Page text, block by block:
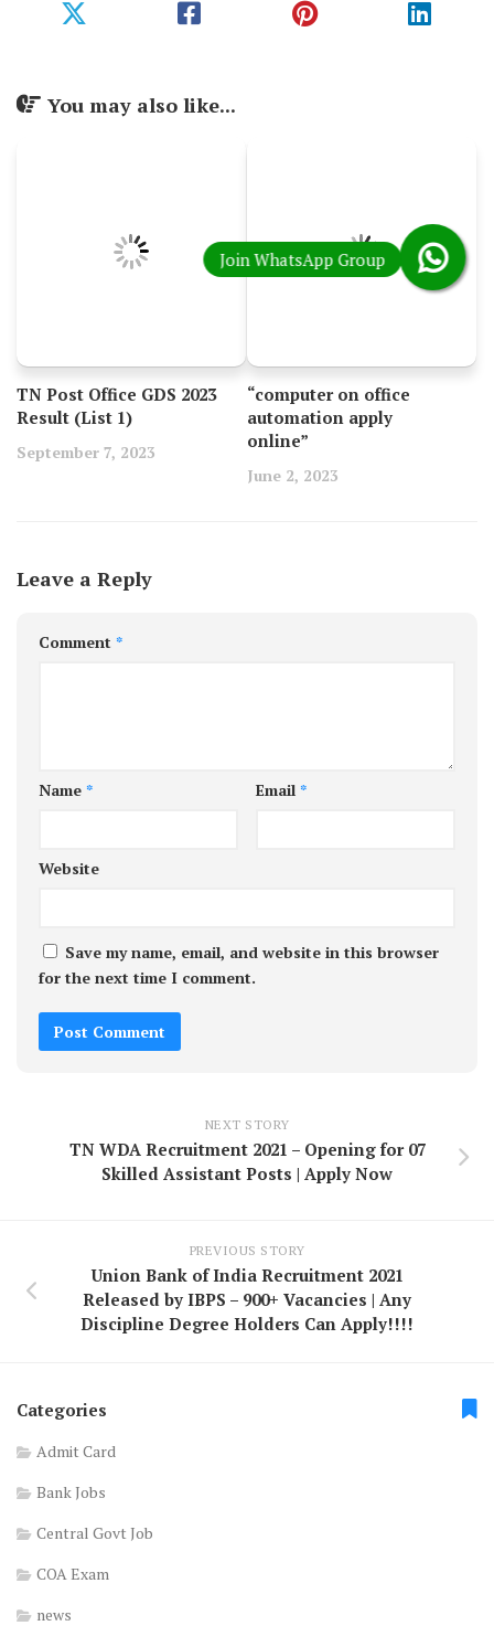
You may also like...
TN Post Office GDS 2023
Result (List 1)
September 7, 2023
“computer on office
automation apply
online”
June 2, 2023
Leave a Reply
Comment *
Name * Email *
Website
Save my name, email, and website in this browser
for the next time I comment.
NEXT STORY
TN WDA Recruitment 2021 – Opening for 07
Skilled Assistant Posts | Apply Now
PREVIOUS STORY
Union Bank of India Recruitment 2021
Released by IBPS – 900+ Vacancies | Any
Discipline Degree Holders Can Apply!!!!
Categories
Admit Card
Bank Jobs
Central Govt Job
COA Exam
news